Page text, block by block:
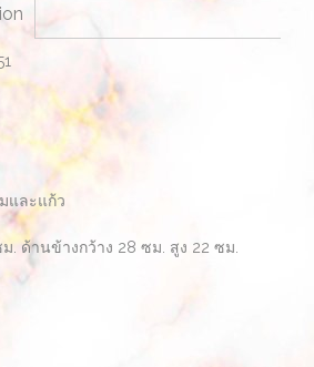
ละแก้ว
านข้างกว้าง 28 ซม. สูง 22 ซม.